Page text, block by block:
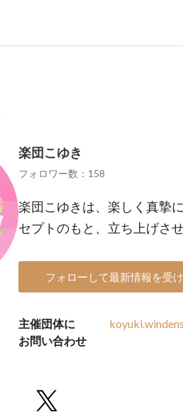
楽団こゆき
フォロワー数：158
楽団こゆきは、楽しく真摯
セプトのもと、立ち上げさ
フォローして最新情報を受
主催団体に
お問い合わせ